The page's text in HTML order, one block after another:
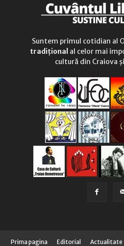
Suntem primul cotidian al
tradițional al celor mai
cultură din Craiova
Prima pagina Editorial Actualitate